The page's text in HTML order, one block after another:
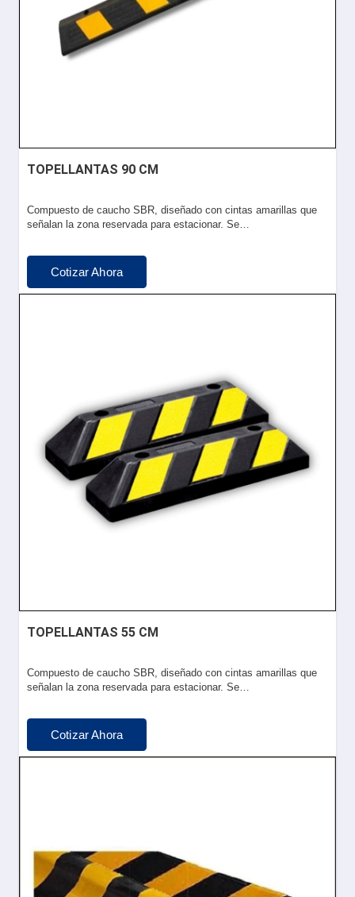
TOPELLANTAS 90 CM
Compuesto de caucho SBR, diseñado con cintas amarillas que
señalan la zona reservada para estacionar. Se…
Cotizar Ahora
TOPELLANTAS 55 CM
Compuesto de caucho SBR, diseñado con cintas amarillas que
señalan la zona reservada para estacionar. Se…
Cotizar Ahora